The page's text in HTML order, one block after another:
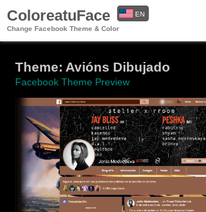
ColoreatuFace
Change Facebook Theme & Color
EN
Theme: Avións Dibujado
Facebook Theme Preview